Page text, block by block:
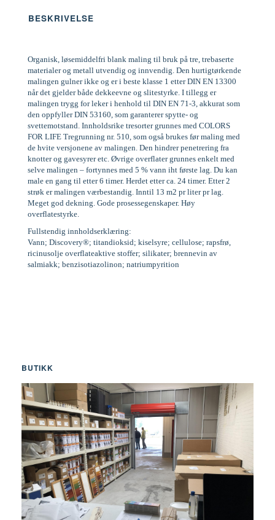
BESKRIVELSE
Organisk, løsemiddelfri blank maling til bruk på tre, trebaserte
materialer og metall utvendig og innvendig. Den hurtigtørkende
malingen gulner ikke og er i beste klasse 1 etter DIN EN 13300
når det gjelder både dekkeevne og slitestyrke. I tillegg er
malingen trygg for leker i henhold til DIN EN 71-3, akkurat som
den oppfyller DIN 53160, som garanterer spytte- og
svettemotstand. Innholdsrike tresorter grunnes med COLORS
FOR LIFE Tregrunning nr. 510, som også brukes før maling med
de hvite versjonene av malingen. Den hindrer penetrering fra
knotter og gavesyrer etc. Øvrige overflater grunnes enkelt med
selve malingen – fortynnes med 5 % vann iht første lag. Du kan
male en gang til etter 6 timer. Herdet etter ca. 24 timer. Etter 2
strøk er malingen værbestandig. Inntil 13 m2 pr liter pr lag.
Meget god dekning. Gode prosessegenskaper. Høy
overflatestyrke.
Fullstendig innholdserklæring:
Vann; Discovery®; titandioksid; kiselsyre; cellulose; rapsfrø,
ricinusolje overflateaktive stoffer; silikater; brennevin av
salmiakk; benzisotiazolinon; natriumpyrition
BUTIKK